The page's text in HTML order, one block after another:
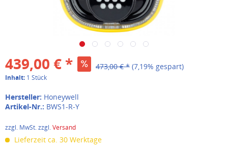
439,00 € * 473,00 € * (7,19% gespart)
Inhalt: 1 Stück
Hersteller: Honeywell
Artikel-Nr.: BWS1-R-Y
zzgl. MwSt. zzgl.Versand
Lieferzeit ca. 30 Werktage